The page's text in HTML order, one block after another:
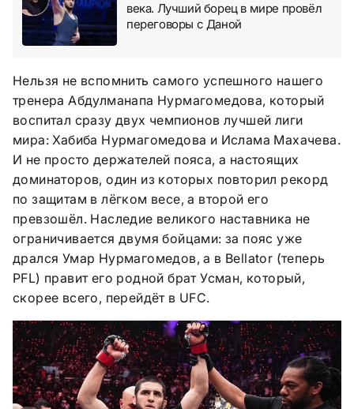
века. Лучший борец в мире провёл
переговоры с Даной
Нельзя не вспомнить самого успешного нашего
тренера Абдулманапа Нурмагомедова, который
воспитал сразу двух чемпионов лучшей лиги
мира: Хабиба Нурмагомедова и Ислама Махачева.
И не просто держателей пояса, а настоящих
доминаторов, один из которых повторил рекорд
по защитам в лёгком весе, а второй его
превзошёл. Наследие великого наставника не
ограничивается двумя бойцами: за пояс уже
дрался Умар Нурмагомедов, а в Bellator (теперь
PFL) правит его родной брат Усман, который,
скорее всего, перейдёт в UFC.